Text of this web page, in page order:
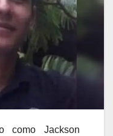
como Jackson